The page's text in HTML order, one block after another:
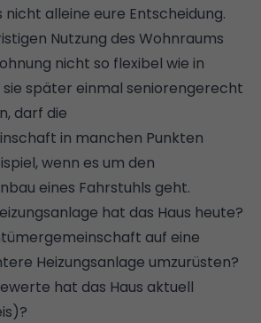
alleine eure Entscheidung.
Nutzung des Wohnraums
nicht so flexibel wie in
sie später einmal seniorengerecht
darf die
in manchen Punkten
wenn es um den
eines Fahrstuhls geht.
hat das Haus heute?
auf eine
Heizungsanlage umzurüsten?
hat das Haus aktuell